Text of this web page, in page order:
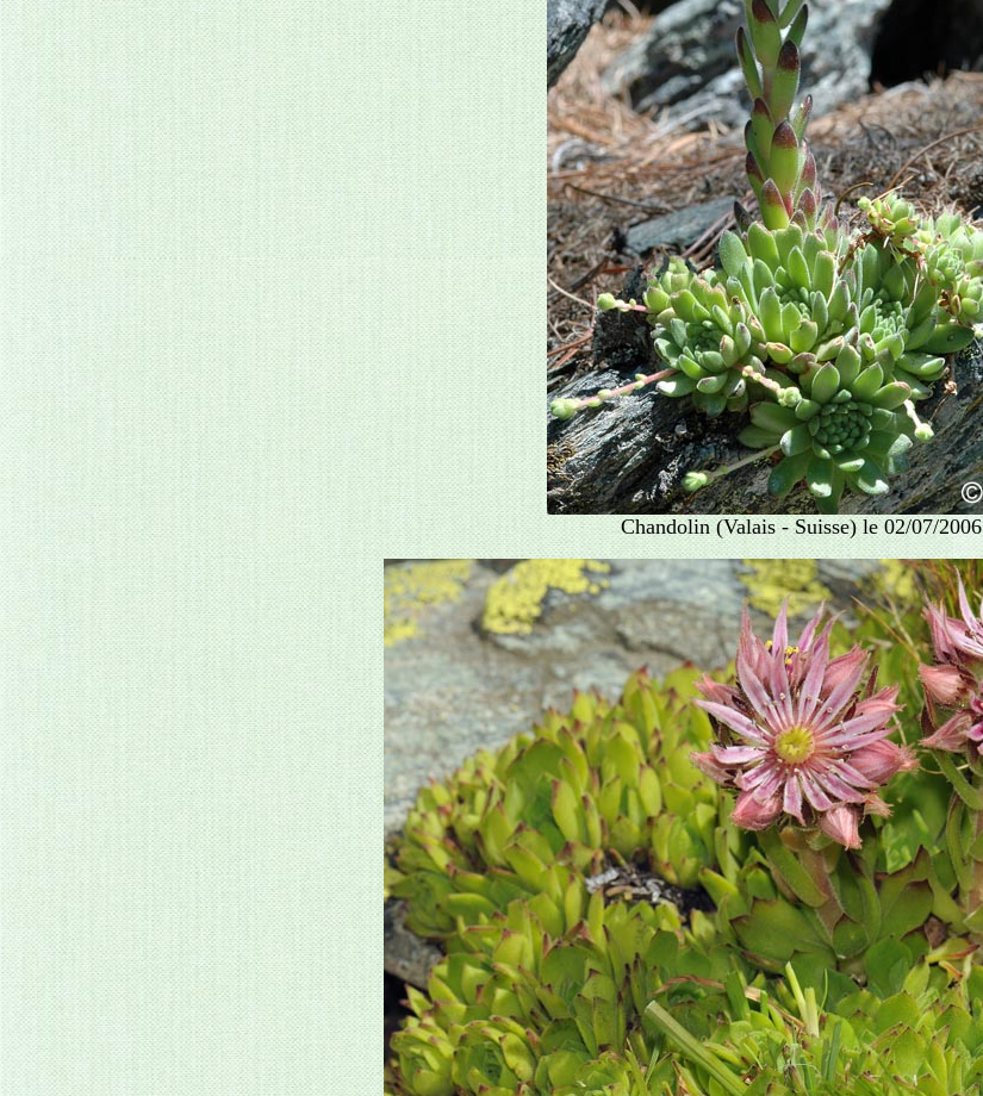
Chandolin (Valais - Suisse) le 02/07/2006